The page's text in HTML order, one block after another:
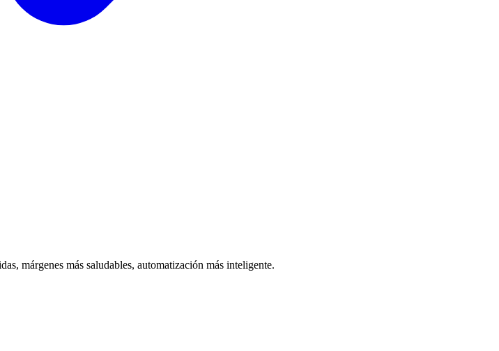
márgenes más saludables, automatización más inteligente.